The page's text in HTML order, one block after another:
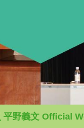
平野義文 Official